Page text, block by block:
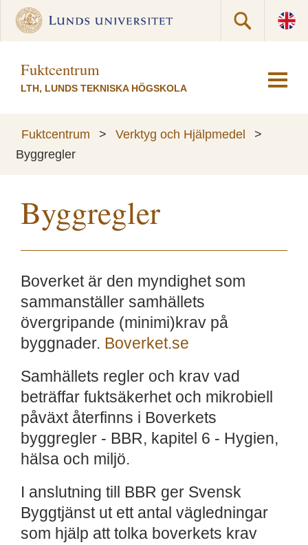
Fuktcentrum
LTH, LUNDS TEKNISKA HÖGSKOLA
Fuktcentrum > Verktyg och Hjälpmedel
>
Byggregler
Byggregler
Boverket är den myndighet som
sammanställer samhällets
övergripande (minimi)krav på
byggnader. Boverket.se
Samhällets regler och krav vad
beträffar fuktsäkerhet och mikrobiell
påväxt återfinns i Boverkets
byggregler - BBR, kapitel 6 - Hygien,
hälsa och miljö.
I anslutning till BBR ger Svensk
Byggtjänst ut ett antal vägledningar
som hjälp att tolka boverkets krav